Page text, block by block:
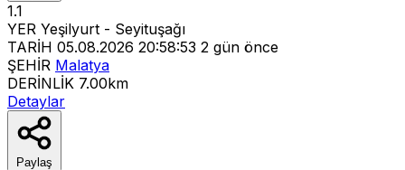
1.1
YER Yeşilyurt - Seyituşağı
TARİH 05.08.2026 20:58:53 2 gün önce
ŞEHİR Malatya
DERİNLİK 7.00km
Detaylar
Paylaş